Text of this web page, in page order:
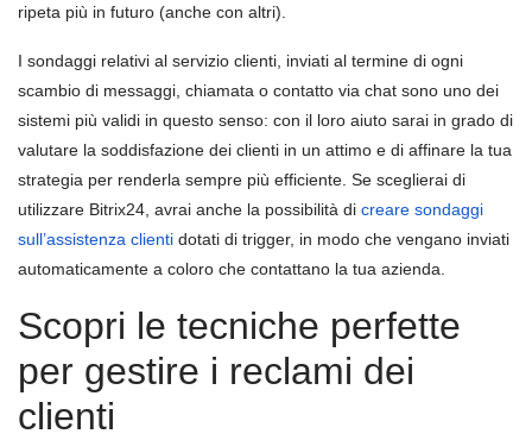
ripeta più in futuro (anche con altri).
I sondaggi relativi al servizio clienti, inviati al termine di ogni
scambio di messaggi, chiamata o contatto via chat sono uno dei
sistemi più validi in questo senso: con il loro aiuto sarai in grado di
valutare la soddisfazione dei clienti in un attimo e di affinare la tua
strategia per renderla sempre più efficiente. Se sceglierai di
utilizzare Bitrix24, avrai anche la possibilità di creare sondaggi
sull’assistenza clienti dotati di trigger, in modo che vengano inviati
automaticamente a coloro che contattano la tua azienda.
Scopri le tecniche perfette
per gestire i reclami dei
clienti